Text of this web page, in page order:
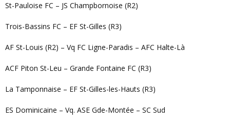
St-Pauloise FC – JS Champbornoise (R2)
Trois-Bassins FC – EF St-Gilles (R3)
AF St-Louis (R2) – Vq FC Ligne-Paradis – AFC Halte-Là
ACF Piton St-Leu – Grande Fontaine FC (R3)
La Tamponnaise – EF St-Gilles-les-Hauts (R3)
ES Dominicaine – Vq. ASE Gde-Montée – SC Sud